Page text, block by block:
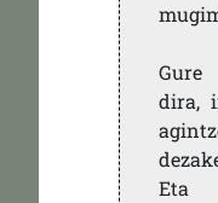
dira,
Eta